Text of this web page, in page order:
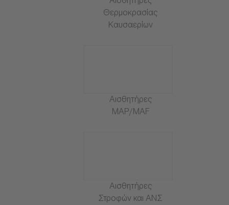
Αισθητήρες
Θερμοκρασίας
Καυσαερίων
Αισθητήρες
MAP/MAF
Αισθητήρες
Στροφών και ΑΝΣ